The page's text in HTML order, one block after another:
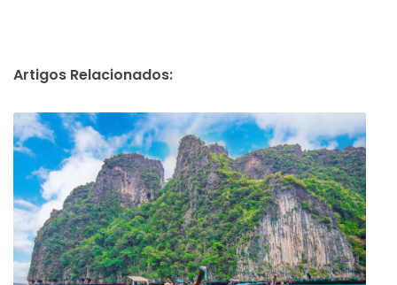
Artigos Relacionados: